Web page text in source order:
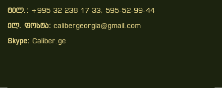
ტელ.: +995 32 238 17 33, 595-52-99-44
ელ. ფოსტა: calibergeorgia@gmail.com
Skype: Caliber.ge